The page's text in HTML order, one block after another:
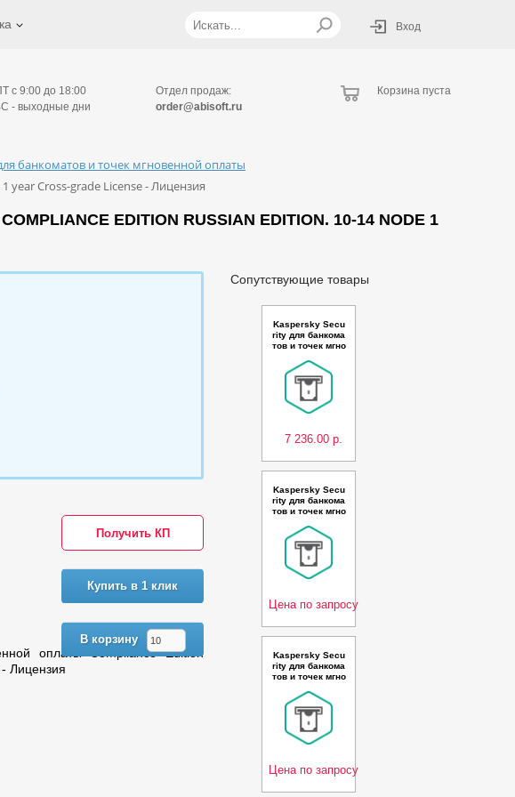
Вход
с 9:00 до 18:00
- выходные дни
Отдел продаж:
order@abisoft.ru
Корзина пуста
банкоматов и точек мгновенной оплаты
year Cross-grade License - Лицензия
EDITION RUSSIAN EDITION. 10-14 NODE 1
Получить КП
Купить в 1 клик
В корзину
оплаты Compliance Edition
Лицензия
Сопутствующие товары
Kaspersky Secu
rity для банкома
тов и точек мгно
Russian Edition.
150-249 Node 2
year Cross-grad
e License - Лице
нзия
7 236.00 р.
Kaspersky Secu
rity для банкома
тов и точек мгно
Compliance Editi
on Russian Editi
on. 500-999 Nod
e 3 year Base Pr
emium License -
Цена по запросу
Kaspersky Secu
rity для банкома
тов и точек мгно
Compliance Editi
on Russian Editi
on. 25-49 Node 2
year Educational
Renewal License
Цена по запросу